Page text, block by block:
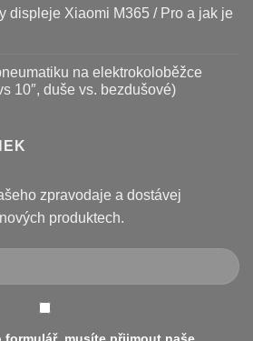
displeje Xiaomi M365 / Pro a jak je
na elektrokoloběžce
10″, duše vs. bezdušové)
zpravodaje a dostávej
produktech.